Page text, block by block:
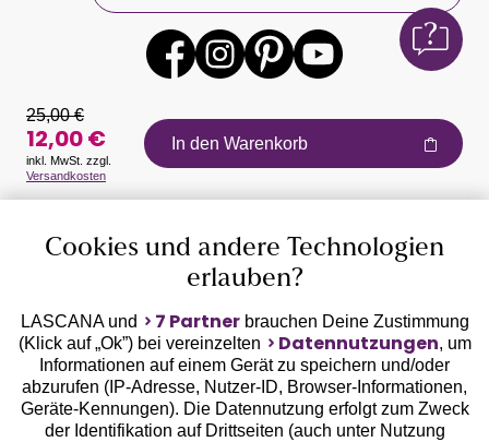
Auszeichnungen
Geprüfte Sicherheit
25,00 €
12,00 €
inkl. MwSt. zzgl.
Versandkosten
In den Warenkorb
Cookies und andere Technologien
erlauben?
LASCANA und 7 Partnerbrauchen Deine Zustimmung
(Klick auf „Ok”) bei vereinzelten
Datennutzungen, um
Informationen auf einem Gerät zu speichern und/oder
abzurufen (IP-Adresse, Nutzer-ID, Browser-Informationen,
Geräte-Kennungen). Die Datennutzung erfolgt zum Zweck
der Identifikation auf Drittseiten (auch unter Nutzung